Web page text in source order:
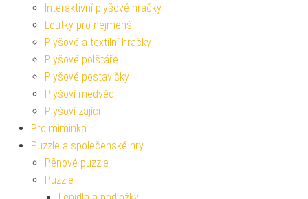
Interaktivní plyšové hračky
Loutky pro nejmenší
Plyšové a textilní hračky
Plyšové polštáře
Plyšové postavičky
Plyšoví medvědi
Plyšoví zajíci
Pro miminka
Puzzle a společenské hry
Pěnové puzzle
Puzzle